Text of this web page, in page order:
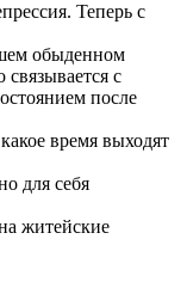
Теперь с
обыденном
с
после
время выходят
для себя
житейские